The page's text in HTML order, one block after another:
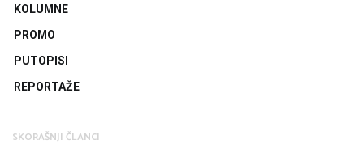
KOLUMNE
PROMO
PUTOPISI
REPORTAŽE
SKORAŠNJI ČLANCI